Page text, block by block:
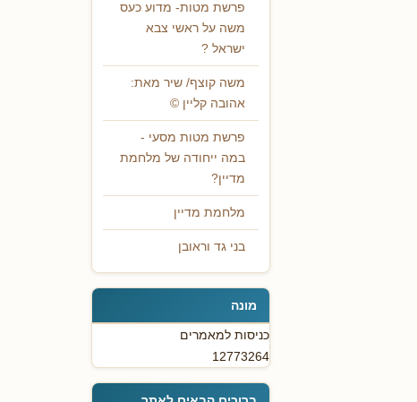
פרשת מטות- מדוע כעס
משה על ראשי צבא
ישראל ?
משה קוצף/ שיר מאת:
אהובה קליין ©
פרשת מטות מסעי -
במה ייחודה של מלחמת
מדיין?
מלחמת מדיין
בני גד וראובן
מונה
כניסות למאמרים
12773264